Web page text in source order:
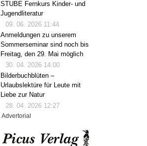
STUBE Fernkurs Kinder- und
Jugendliteratur
09. 06. 2026 11:44
Anmeldungen zu unserem
Sommerseminar sind noch bis
Freitag, den 29. Mai möglich
30. 04. 2026 14:00
Bilderbuchblüten –
Urlaubslektüre für Leute mit
Liebe zur Natur
28. 04. 2026 12:27
Advertorial